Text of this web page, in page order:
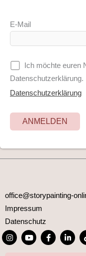
E-Mail
Ich möchte euren
Datenschutzerklärung.
Datenschutzerklärung
office@storypainting-
Impressum
Datenschutz
I
n
Y
o
F
a
L
i